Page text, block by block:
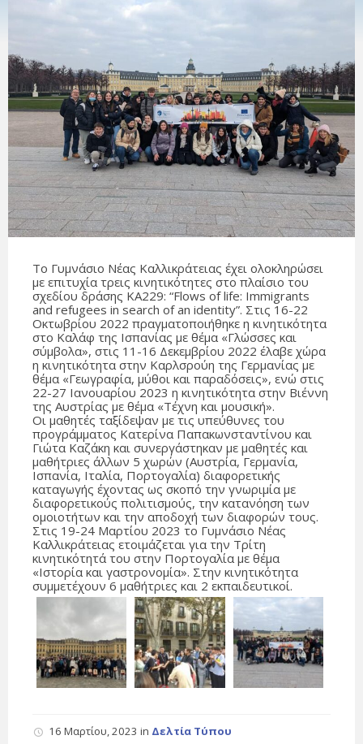
Το Γυμνάσιο Νέας Καλλικράτειας έχει ολοκληρώσει
με επιτυχία τρεις κινητικότητες στο πλαίσιο του
σχεδίου δράσης ΚΑ229: “Flows of life: Immigrants
and refugees in search of an identity”. Στις 16-22
Οκτωβρίου 2022 πραγματοποιήθηκε η κινητικότητα
στο Καλάφ της Ισπανίας με θέμα «Γλώσσες και
σύμβολα», στις 11-16 Δεκεμβρίου 2022 έλαβε χώρα
η κινητικότητα στην Καρλσρούη της Γερμανίας με
θέμα «Γεωγραφία, μύθοι και παραδόσεις», ενώ στις
22-27 Ιανουαρίου 2023 η κινητικότητα στην Βιέννη
της Αυστρίας με θέμα «Τέχνη και μουσική».
Οι μαθητές ταξίδεψαν με τις υπεύθυνες του
προγράμματος Κατερίνα Παπακωνσταντίνου και
Γιώτα Καζάκη και συνεργάστηκαν με μαθητές και
μαθήτριες άλλων 5 χωρών (Αυστρία, Γερμανία,
Ισπανία, Ιταλία, Πορτογαλία) διαφορετικής
καταγωγής έχοντας ως σκοπό την γνωριμία με
διαφορετικούς πολιτισμούς, την κατανόηση των
ομοιοτήτων και την αποδοχή των διαφορών τους.
Στις 19-24 Μαρτίου 2023 το Γυμνάσιο Νέας
Καλλικράτειας ετοιμάζεται για την Τρίτη
κινητικότητά του στην Πορτογαλία με θέμα
«Ιστορία και γαστρονομία». Στην κινητικότητα
συμμετέχουν 6 μαθήτριες και 2 εκπαιδευτικοί.
16 Μαρτίου, 2023 in Δελτία Τύπου